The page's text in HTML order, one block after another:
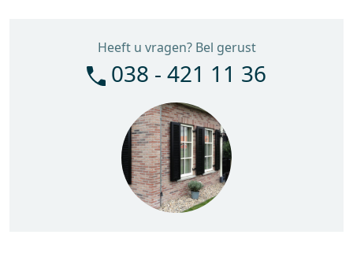
Heeft u vragen? Bel gerust
038 - 421 11 36